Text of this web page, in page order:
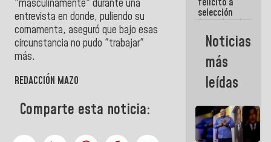
"masculinamente" durante una
entrevista en donde, puliendo su
cornamenta, aseguró que bajo esas
circunstancia no pudo "trabajar"
más.
REDACCIÓN MAZO
Comparte esta noticia:
América
selección
femenina de
baloncesto
por su
clasificación
a la
AmeriCup
2027
Noticias
más
leídas